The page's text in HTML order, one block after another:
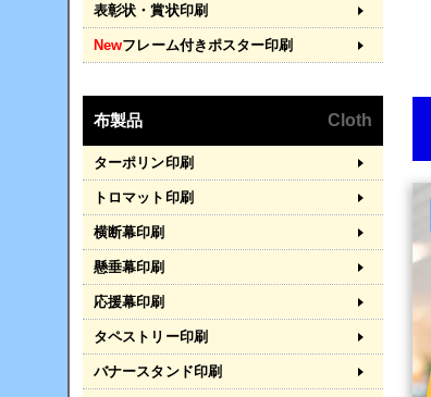
表彰状・賞状印刷
Newフレーム付きポスター印刷
布製品 Cloth
ターポリン印刷
トロマット印刷
横断幕印刷
懸垂幕印刷
応援幕印刷
タペストリー印刷
バナースタンド印刷